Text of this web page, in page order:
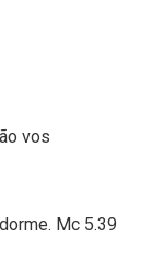
vos
Mc 5.39